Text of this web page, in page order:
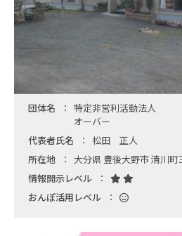
団体名
特定非営利活動法人
オーバー
代表者氏名
松田 正人
所在地
大分県 豊後大野市 清川町
情報開示レベル
おんぽ活用レベル